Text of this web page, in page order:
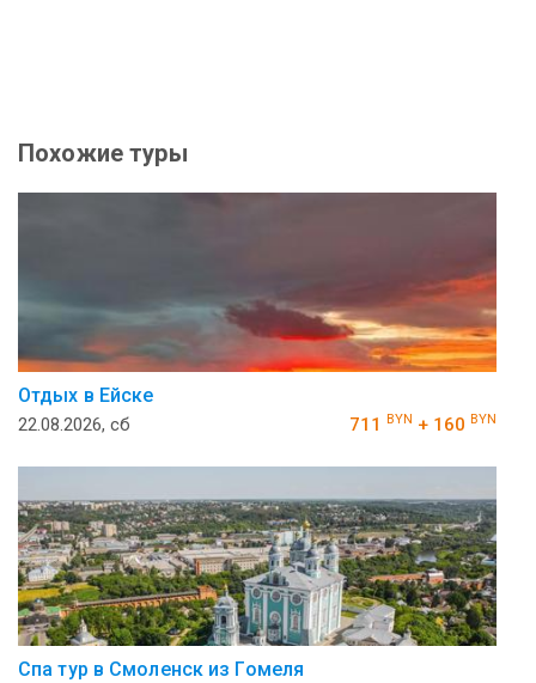
Похожие туры
Отдых в Ейске
22.08.2026, сб 711 BYN + 160 BYN
Спа тур в Смоленск из Гомеля